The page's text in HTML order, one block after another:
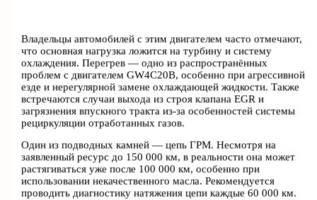
Владельцы автомобилей с этим двигателем часто отмечают,
что основная нагрузка ложится на турбину и систему
охлаждения. Перегрев — одно из распространённых
проблем с двигателем GW4C20B, особенно при агрессивной
езде и нерегулярной замене охлаждающей жидкости. Также
встречаются случаи выхода из строя клапана EGR и
загрязнения впускного тракта из-за особенностей системы
рециркуляции отработанных газов.
Один из подводных камней — цепь ГРМ. Несмотря на
заявленный ресурс до 150 000 км, в реальности она может
растягиваться уже после 100 000 км, особенно при
использовании некачественного масла. Рекомендуется
проводить диагностику натяжения цепи каждые 60 000 км.